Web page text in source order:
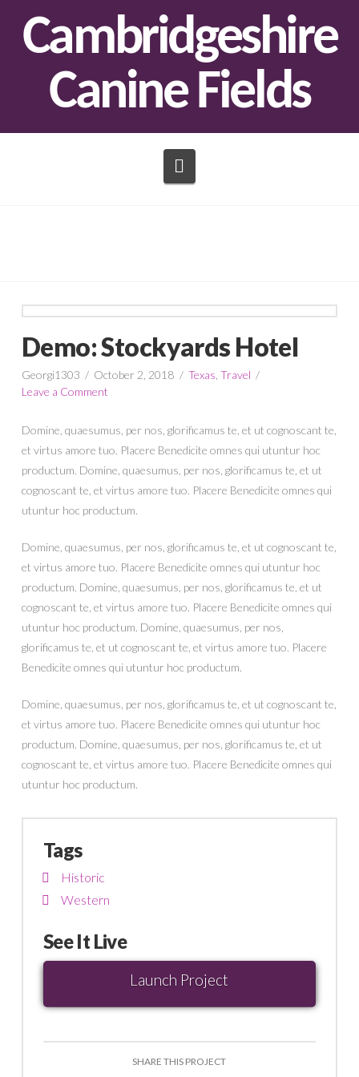
Cambridgeshire
Canine Fields
Demo: Stockyards Hotel
Georgi1303 October 2, 2018 Texas ,Travel
Leave a Comment
Domine, quaesumus, per nos, glorificamus te, et ut cognoscant te,
et virtus amore tuo. Placere Benedicite omnes qui utuntur hoc
productum. Domine, quaesumus, per nos, glorificamus te, et ut
cognoscant te, et virtus amore tuo. Placere Benedicite omnes qui
utuntur hoc productum.
Domine, quaesumus, per nos, glorificamus te, et ut cognoscant te,
et virtus amore tuo. Placere Benedicite omnes qui utuntur hoc
productum. Domine, quaesumus, per nos, glorificamus te, et ut
cognoscant te, et virtus amore tuo. Placere Benedicite omnes qui
utuntur hoc productum. Domine, quaesumus, per nos,
glorificamus te, et ut cognoscant te, et virtus amore tuo. Placere
Benedicite omnes qui utuntur hoc productum.
Domine, quaesumus, per nos, glorificamus te, et ut cognoscant te,
et virtus amore tuo. Placere Benedicite omnes qui utuntur hoc
productum. Domine, quaesumus, per nos, glorificamus te, et ut
cognoscant te, et virtus amore tuo. Placere Benedicite omnes qui
utuntur hoc productum.
Tags
Historic
Western
See It Live
Launch Project
SHARE THIS PROJECT